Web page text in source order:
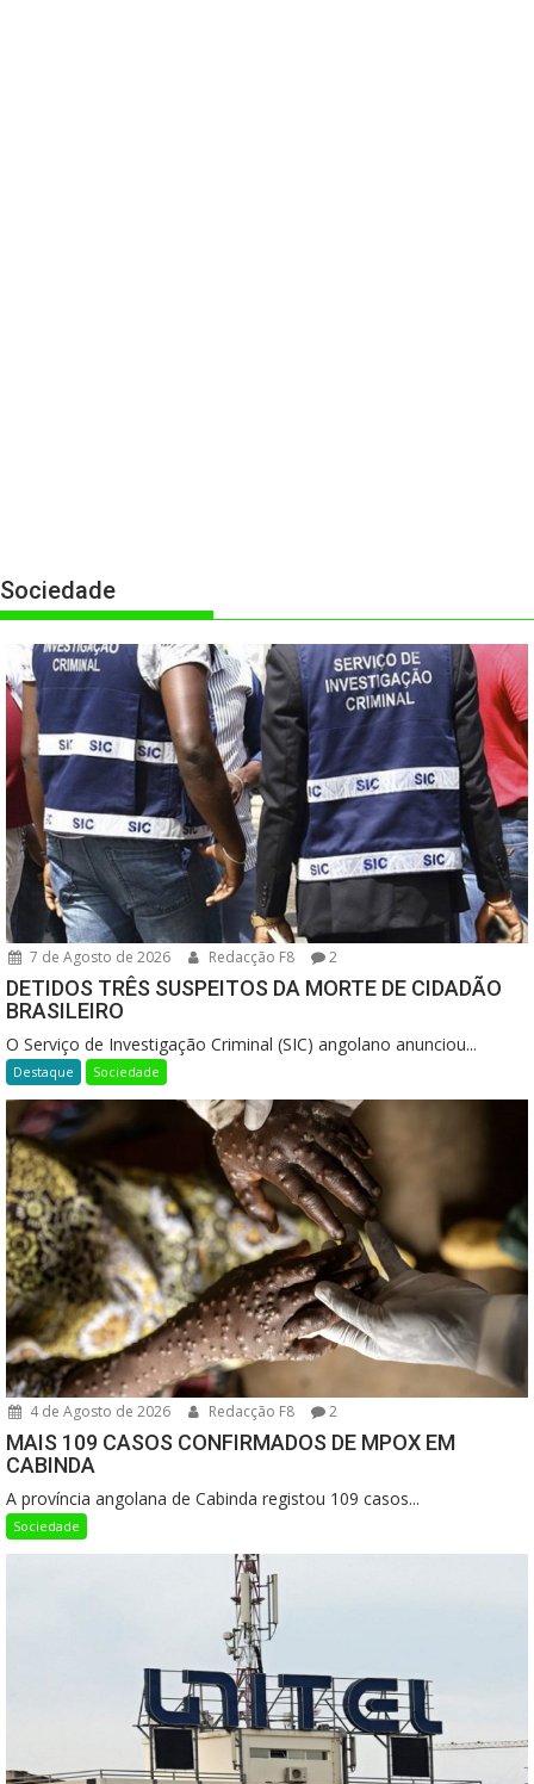
Sociedade
7 de Agosto de 2026 Redacção F8 2
DETIDOS TRÊS SUSPEITOS DA MORTE DE CIDADÃO
BRASILEIRO
O Serviço de Investigação Criminal (SIC) angolano anunciou...
Destaque Sociedade
4 de Agosto de 2026 Redacção F8 2
MAIS 109 CASOS CONFIRMADOS DE MPOX EM
CABINDA
A província angolana de Cabinda registou 109 casos...
Sociedade